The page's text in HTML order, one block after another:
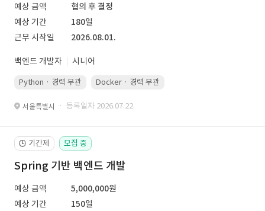
예상 금액
협의 후 결정
예상 기간
180일
근무 시작일
2026.08.01.
백엔드 개발자 시니어
Python · 경력 무관 Docker · 경력 무관
서울특별시 · 등록일자 2026.07.22.
🕒 기간제 모집 중
Spring 기반 백엔드 개발
예상 금액
5,000,000원
예상 기간
150일